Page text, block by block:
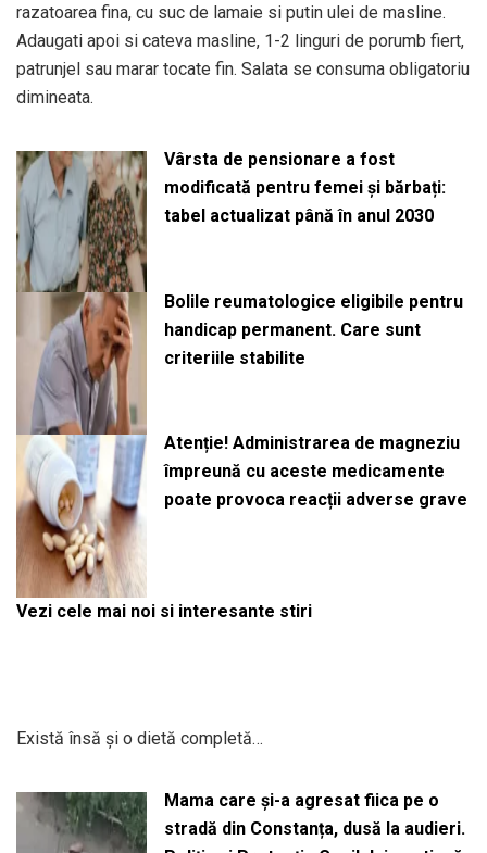
razatoarea fina, cu suc de lamaie si putin ulei de masline.
Adaugati apoi si cateva masline, 1-2 linguri de porumb fiert,
patrunjel sau marar tocate fin. Salata se consuma obligatoriu
dimineata.
Vârsta de pensionare a fost
modificată pentru femei și bărbați:
tabel actualizat până în anul 2030
Bolile reumatologice eligibile pentru
handicap permanent. Care sunt
criteriile stabilite
Atenție! Administrarea de magneziu
împreună cu aceste medicamente
poate provoca reacții adverse grave
Vezi cele mai noi si interesante stiri
Există însă și o dietă completă…
Mama care și-a agresat fiica pe o
stradă din Constanța, dusă la audieri.